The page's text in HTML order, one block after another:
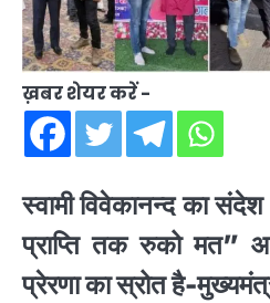
ख़बर शेयर करें -
स्वामी विवेकानन्द का
प्राप्ति तक रुको मत”
प्रेरणा का स्रोत है-